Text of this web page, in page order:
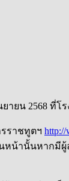
ที่โรงแร
ราชทูตฯ http://
หน้านั้นหาก